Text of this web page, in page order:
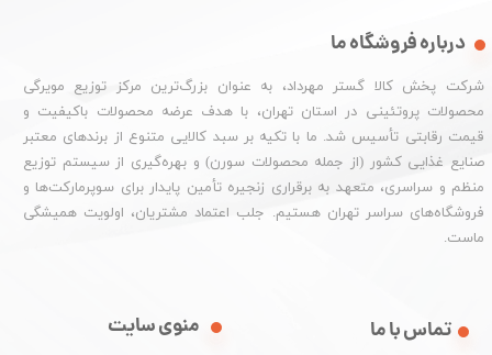
درباره فروشگاه ما
شرکت پخش کالا گستر مهرداد، به عنوان بزرگ‌ترین مرکز توزیع مویرگی
محصولات پروتئینی در استان تهران، با هدف عرضه محصولات باکیفیت و
قیمت رقابتی تأسیس شد. ما با تکیه بر سبد کالایی متنوع از برندهای معتبر
صنایع غذایی کشور (از جمله محصولات سورن) و بهره‌گیری از سیستم توزیع
منظم و سراسری، متعهد به برقراری زنجیره تأمین پایدار برای سوپرمارکت‌ها و
فروشگاه‌های سراسر تهران هستیم. جلب اعتماد مشتریان، اولویت همیشگی
ماست.
منوی سایت تماس با ما